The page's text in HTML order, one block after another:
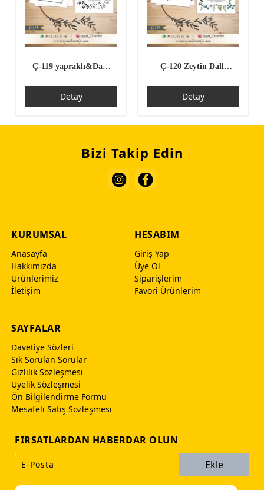
Ç-119 yapraklı&Dallı
Düğün Davetiyesi
Detay
Ç-120 Zeytin Dallı
Düğün Davetiyesi
Detay
Bizi Takip Edin
KURUMSAL
Anasayfa
Hakkımızda
Ürünlerimiz
İletişim
HESABIM
Giriş Yap
Üye Ol
Siparişlerim
Favori Ürünlerim
SAYFALAR
Davetiye Sözleri
Sık Sorulan Sorular
Gizlilik Sözleşmesi
Üyelik Sözleşmesi
Ön Bilgilendirme Formu
Mesafeli Satış Sözleşmesi
FIRSATLARDAN HABERDAR OLUN
Ekle